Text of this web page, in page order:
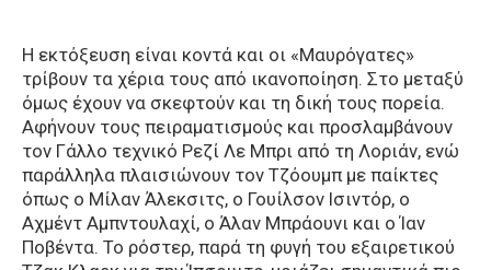
Η εκτόξευση είναι κοντά και οι «Μαυρόγατες»
τρίβουν τα χέρια τους από ικανοποίηση. Στο μεταξύ
όμως έχουν να σκεφτούν και τη δική τους πορεία.
Αφήνουν τους πειραματισμούς και προσλαμβάνουν
τον Γάλλο τεχνικό Ρεζί Λε Μπρι από τη Λοριάν, ενώ
παράλληλα πλαισιώνουν τον Τζόουμπ με παίκτες
όπως ο Μίλαν Άλεκσιτς, ο Γουίλσον Ισιντόρ, ο
Αχμέντ Αμπντουλαχί, ο Άλαν Μπράουνι και ο Ίαν
Ποβέντα. Το ρόστερ, παρά τη φυγή του εξαιρετικού